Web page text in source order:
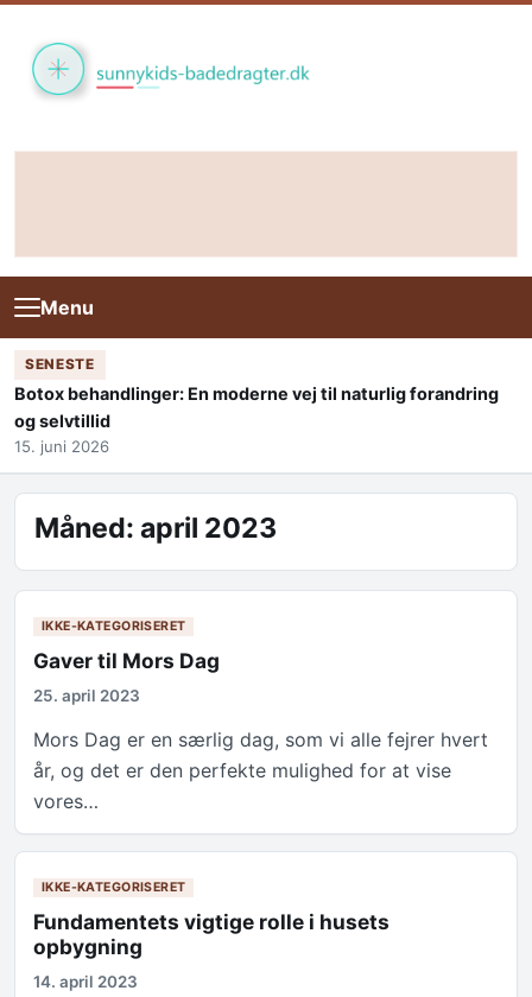
Menu
SENESTE
Botox behandlinger: En moderne vej til naturlig forandring
og selvtillid
15. juni 2026
Måned: april 2023
IKKE-KATEGORISERET
Gaver til Mors Dag
25. april 2023
Mors Dag er en særlig dag, som vi alle fejrer hvert
år, og det er den perfekte mulighed for at vise
vores…
IKKE-KATEGORISERET
Fundamentets vigtige rolle i husets
opbygning
14. april 2023